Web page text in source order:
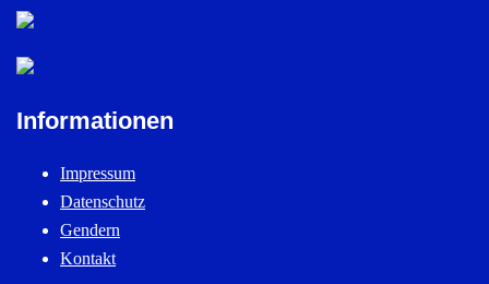
Informationen
Impressum
Datenschutz
Gendern
Kontakt